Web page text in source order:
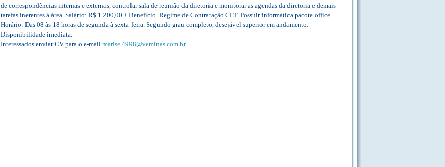
de correspondências internas e externas, controlar sala de reunião da diretoria e monitorar as agendas da diretoria e demais
tarefas inerentes à área. Salário: R$ 1.200,00 + Benefício. Regime de Contratação CLT. Possuir informática pacote office.
Horário: Das 08 às 18 horas de segunda à sexta-feira. Segundo grau completo, desejável superior em andamento.
Disponibilidade imediata.
Interessados enviar CV para o e-mail marise.4998@veminas.com.br